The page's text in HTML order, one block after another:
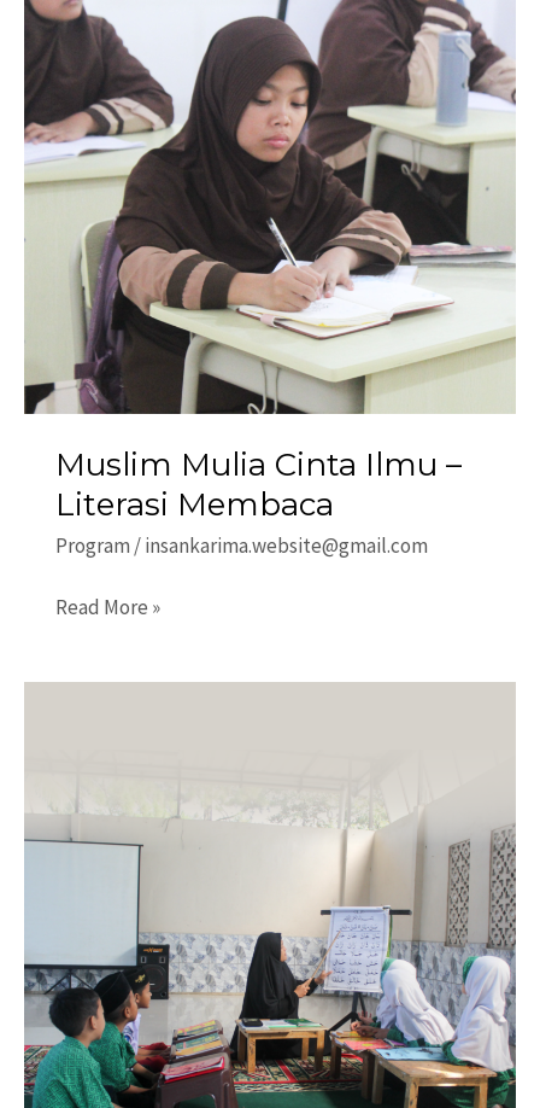
Muslim Mulia Cinta Ilmu –
Literasi Membaca
Program /insankarima.website@gmail.com
Muslim
Membaca
Read More »